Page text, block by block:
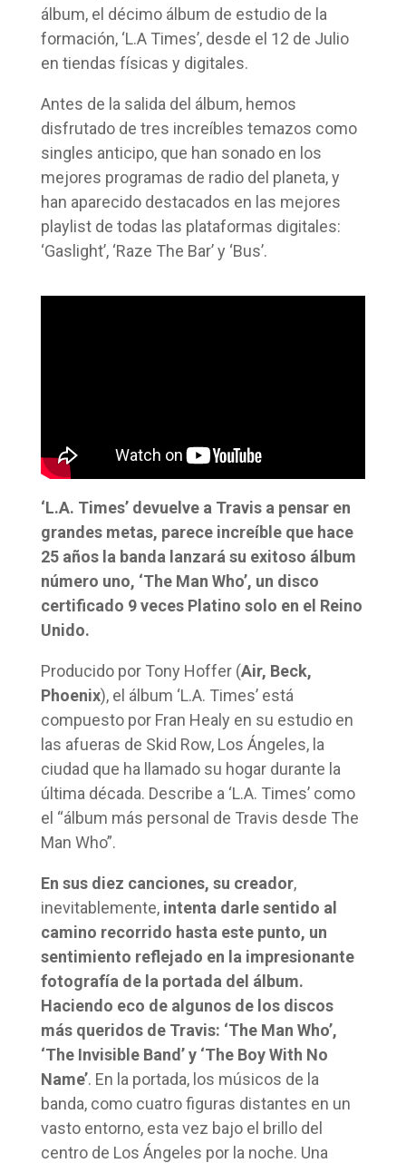
álbum, el décimo álbum de estudio de la
formación, ‘L.A Times’, desde el 12 de Julio
en tiendas físicas y digitales.
Antes de la salida del álbum, hemos
disfrutado de tres increíbles temazos como
singles anticipo, que han sonado en los
mejores programas de radio del planeta, y
han aparecido destacados en las mejores
playlist de todas las plataformas digitales:
‘Gaslight’, ‘Raze The Bar’ y ‘Bus’.
‘L.A. Times’ devuelve a Travis a pensar en
grandes metas, parece increíble que hace
25 años la banda lanzará su exitoso álbum
número uno, ‘The Man Who’, un disco
certificado 9 veces Platino solo en el Reino
Unido.
Producido por Tony Hoffer (Air, Beck,
Phoenix), el álbum ‘L.A. Times’ está
compuesto por Fran Healy en su estudio en
las afueras de Skid Row, Los Ángeles, la
ciudad que ha llamado su hogar durante la
última década. Describe a ‘L.A. Times’ como
el “álbum más personal de Travis desde The
Man Who”.
En sus diez canciones, su creador,
inevitablemente, intenta darle sentido al
camino recorrido hasta este punto, un
sentimiento reflejado en la impresionante
fotografía de la portada del álbum.
Haciendo eco de algunos de los discos
más queridos de Travis: ‘The Man Who’,
‘The Invisible Band’ y ‘The Boy With No
Name’. En la portada, los músicos de la
banda, como cuatro figuras distantes en un
vasto entorno, esta vez bajo el brillo del
centro de Los Ángeles por la noche. Una